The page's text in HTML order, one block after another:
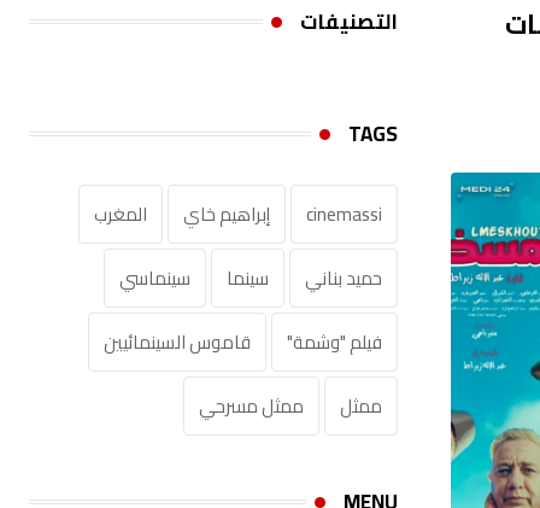
التصنيفات
TAGS
cinemassi إبراهيم خاي
المغرب
حميد بناني
سينما
سينماسي
فيلم "وشمة"
قاموس السينمائيين‎
ممثل
ممثل مسرحي